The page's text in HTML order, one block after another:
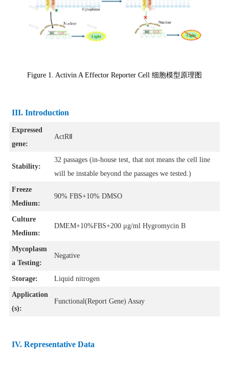
Figure 1. Activin A Effector Reporter Cell 细胞模型原理图
III. Introduction
Expressed
gene:
ActRⅡ
Stability:
32 passages (in-house test, that not means the cell line
will be instable beyond the passages we tested.)
Freeze
Medium:
90% FBS+10% DMSO
Culture
Medium:
DMEM+10%FBS+200 μg/ml Hygromycin B
Mycoplasm
a Testing:
Negative
Storage: Liquid nitrogen
Application
(s):
Functional(Report Gene) Assay
IV. Representative Data